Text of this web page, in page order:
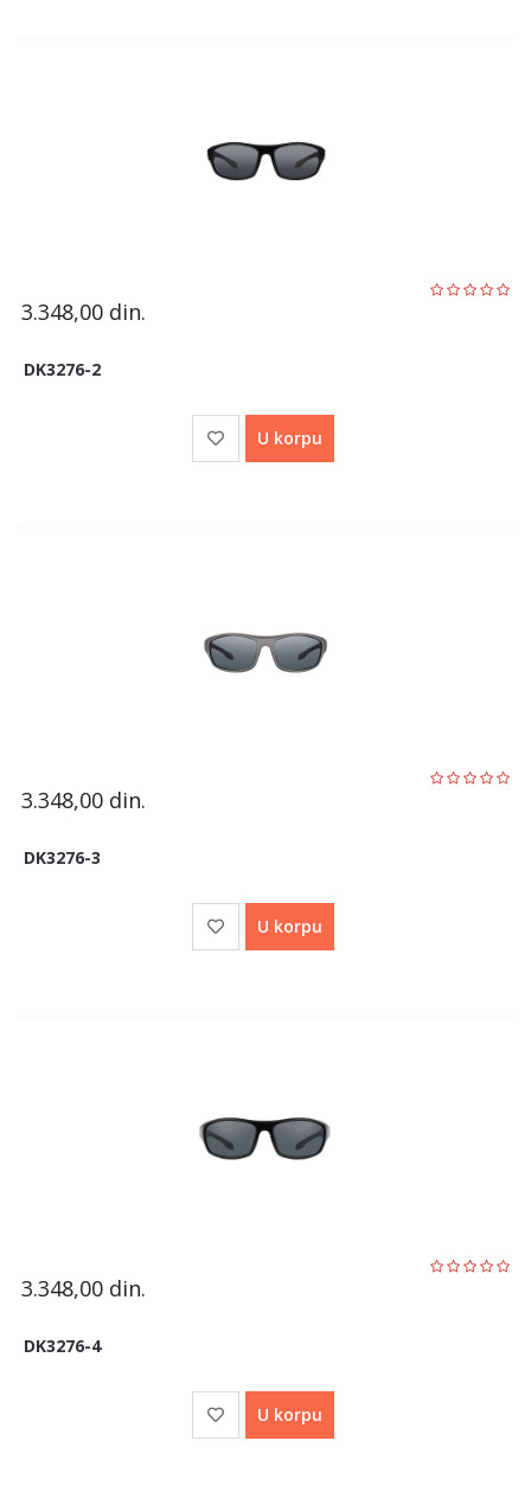
3.348,00 din.
DK3276-2
U korpu
3.348,00 din.
DK3276-3
U korpu
3.348,00 din.
DK3276-4
U korpu